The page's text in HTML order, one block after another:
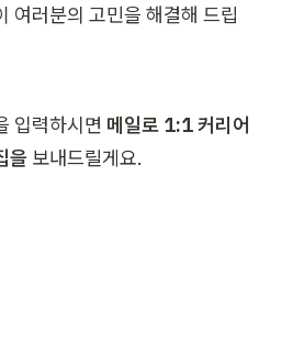
여러분의 고민을 해결해 드립
입력하시면 메일로 1:1 커리어
을 보내드릴게요.